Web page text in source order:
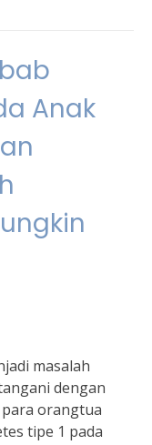
Anak
masalah
dengan
orangtua
tipe 1 pada